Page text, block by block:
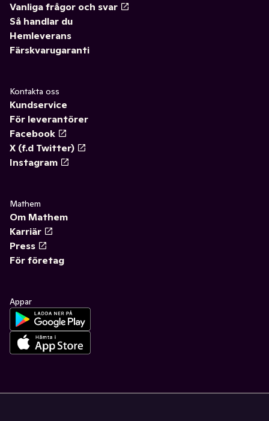
Vanliga frågor och svar
Så handlar du
Hemleverans
Färskvarugaranti
Kontakta oss
Kundservice
För leverantörer
Facebook
X (f.d Twitter)
Instagram
Mathem
Om Mathem
Karriär
Press
För företag
Appar